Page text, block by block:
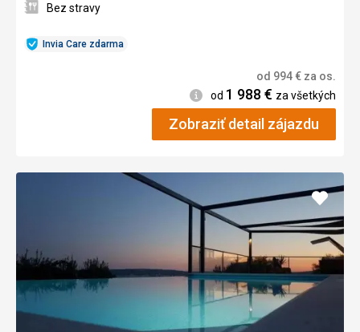
Invia Care zdarma
Bez stravy
od 994€ za os.
Informácie
od 1 988 € za všetkých
Zobraziť detail zájazdu
Pridať